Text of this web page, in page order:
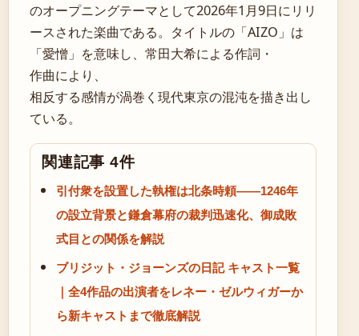
のオープニングテーマとして2026年1月9日にリリ
ースされた楽曲である。タイトルの「AIZO」は
「愛憎」を意味し、常田大希による作詞・
作曲により、
相反する感情が渦巻く現代東京の混沌を描き出し
ている。
関連記事 4件
引付衆を設置した執権は北条時頼——1246年
の設立背景と鎌倉幕府の裁判迅速化、御成敗
式目との関係を解説
ブリジット・ジョーンズの日記 キャスト一覧
｜全4作品の出演者をレネー・ゼルウィガーか
ら新キャストまで徹底解説